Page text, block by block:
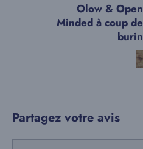
Olow & Open
Minded à coup de
burin
Partagez votre avis